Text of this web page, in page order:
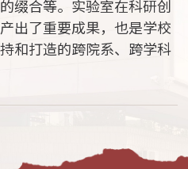
缀合等。实验室在科研创
出了重要成果，也是学校
和打造的跨院系、跨学科